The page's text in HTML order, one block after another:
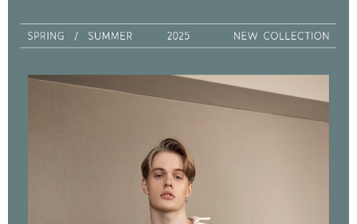
３．未成年的使用者請事先徵得法定代理人或監護人之同意方可使用
「AFTEE先享後付」，若未經同意申辦者引起之損失，本公司不負相關責
任。
時審查核予不同之上限額度；若仍有額度不足之情形，本公司將視審查結果
請求用戶進行身份認證。
５．嚴禁一人註冊多個帳號或使用他人資訊註冊。若發現惡意使用之情形，
恩沛科技股份有限公司將有權停止該用戶之使用額度並採取法律行動。
宅配
離島宅配
每筆NT$150，滿NT$2,000(含以上)免運費
件資料，逾期未確認訂單將自動取消)